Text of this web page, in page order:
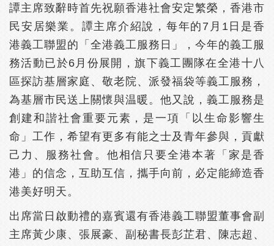
譚主席致辭時首先祝願香港社會安定繁榮，香港市
民安居樂業。譚主席介紹說，每年的7月1日是香
港義工聯盟的「全港義工服務日」，今年的義工服
務活動已於6月份展開，旗下義工團隊在全港十八
區探訪基層家庭、敬老院、派發福袋等義工服務，
為基層市民送上關懷與温暖。他又說，義工服務是
創建和諧社會重要元素，是一項「以生命影響生
命」工作，希望有更多有能之士及青年參與，貢獻
己力、服務社會。他相信只要全港本著「家是香
港」的信念，互助互信，攜手向前，必定能締造香
港美好明天。
出席當日啟動禮的嘉賓還有香港義工聯盟董事會副
主席黃少康、張展豪、副秘書長彭芷君、陳志超、